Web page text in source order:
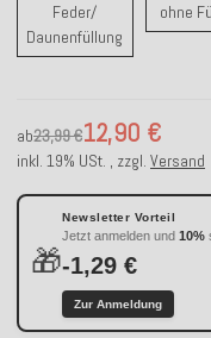
Feder/
Daunenfüllung Feder/
ohne
ab 12,90 €
23,99 €
inkl. 19% USt. , zzgl. Versand
🎁
Newsletter Vorteil
Jetzt anmelden und 10%
-1,29 €
Zur Anmeldung